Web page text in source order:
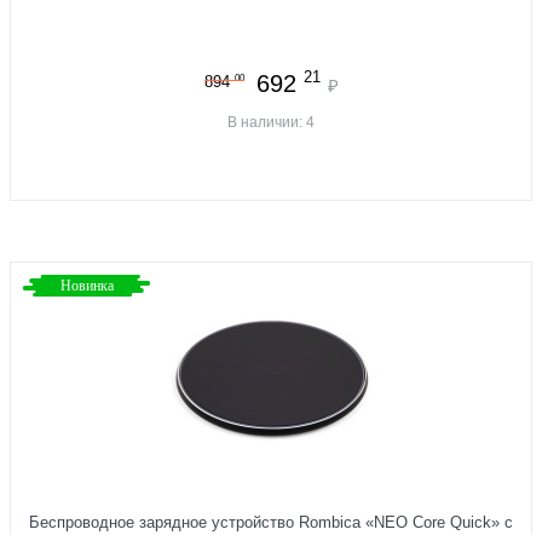
894 00 692 21 ₽
В наличии: 4
Новинка
Беспроводное зарядное устройство Rombica «NEO Core Quick» c